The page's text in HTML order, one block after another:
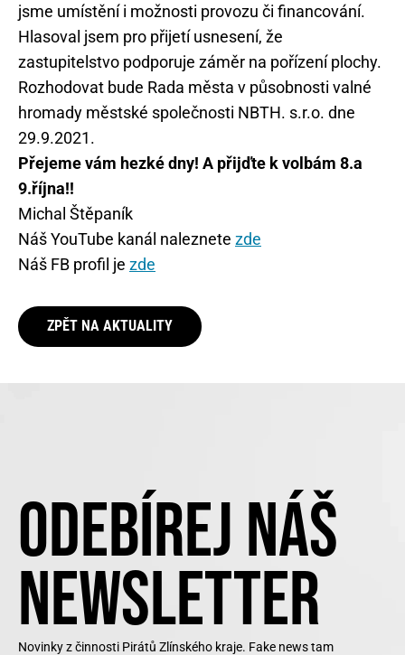
jsme umístění i možnosti provozu či financování.
Hlasoval jsem pro přijetí usnesení, že
zastupitelstvo podporuje záměr na pořízení plochy.
Rozhodovat bude Rada města v působnosti valné
hromady městské společnosti NBTH. s.r.o. dne
29.9.2021.
Přejeme vám hezké dny! A přijďte k volbám 8.a
9.října!!
Michal Štěpaník
Náš YouTube kanál naleznete zde
Náš FB profil je zde
ZPĚT NA AKTUALITY
ODEBÍREJ NÁŠ
NEWSLETTER
Novinky z činnosti Pirátů Zlínského kraje. Fake news tam